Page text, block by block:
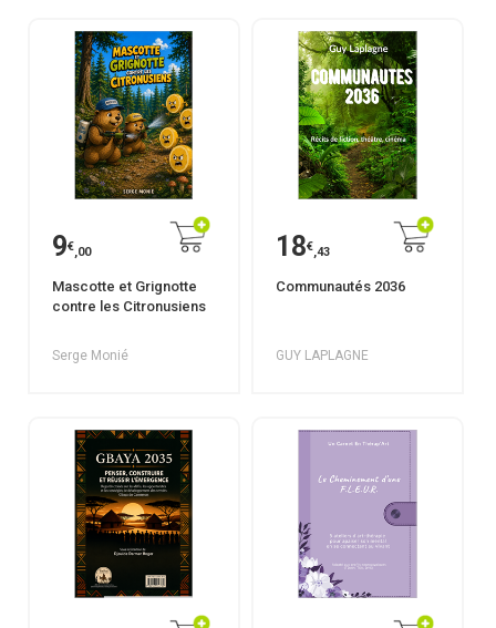
9€,00
Mascotte et Grignotte
contre les Citronusiens
Serge Monié
18€,43
Communautés 2036
GUY LAPLAGNE